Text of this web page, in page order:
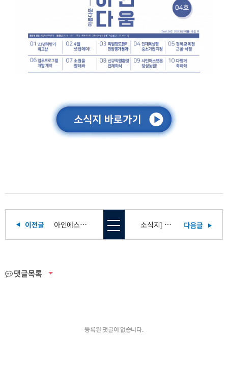
아인에스 2회연속 "인재육성형 중소기업" 선정! 소식지] 아인다움 3호
댓글목록
등록된 댓글이 없습니다.